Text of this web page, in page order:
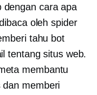
dengan cara apa
oleh spider
tahu bot
tentang situs web.
membantu
dan memberi